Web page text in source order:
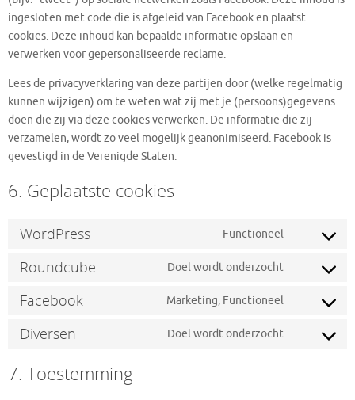
ingesloten met code die is afgeleid van Facebook en plaatst
cookies. Deze inhoud kan bepaalde informatie opslaan en
verwerken voor gepersonaliseerde reclame.
Lees de privacyverklaring van deze partijen door (welke regelmatig
kunnen wijzigen) om te weten wat zij met je (persoons)gegevens
doen die zij via deze cookies verwerken. De informatie die zij
verzamelen, wordt zo veel mogelijk geanonimiseerd. Facebook is
gevestigd in de Verenigde Staten.
6. Geplaatste cookies
WordPress Functioneel
Roundcube Doel wordt onderzocht
Facebook Marketing, Functioneel
Diversen Doel wordt onderzocht
7. Toestemming